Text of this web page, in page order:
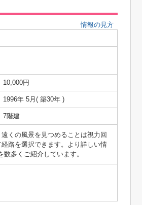
情報の見方
10,000円
1996年 5月( 築30年 )
7階建
くの風景を見つめることは視力回
路を選択できます。より詳しい情
多くご紹介しています。